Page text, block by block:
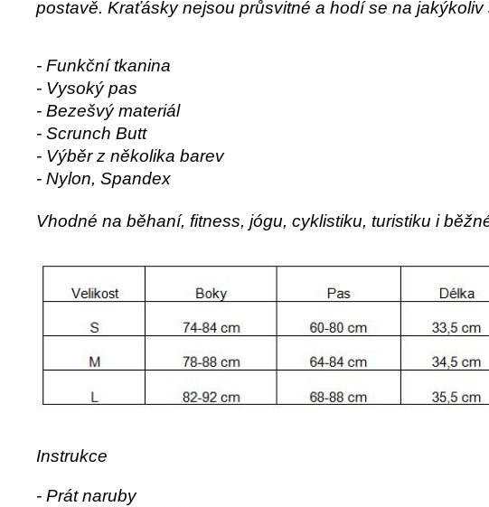
postavě. Kraťásky nejsou průsvitné a hodí se na jakýkoliv
- Funkční tkanina
- Vysoký pas
- Bezešvý materiál
- Scrunch Butt
- Výběr z několika barev
- Nylon, Spandex
Vhodné na běhaní, fitness, jógu, cyklistiku, turistiku i
Instrukce
- Prát naruby